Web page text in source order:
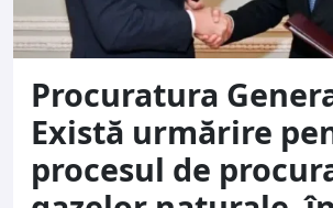
Procuratura
Există urmărire
procesul de